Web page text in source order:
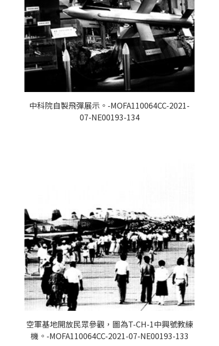
中科院自製飛彈展示。-MOFA110064CC-2021-
07-NE00193-134
空軍基地開放民眾參觀，圖為T-CH-1中興號教練
機。-MOFA110064CC-2021-07-NE00193-133